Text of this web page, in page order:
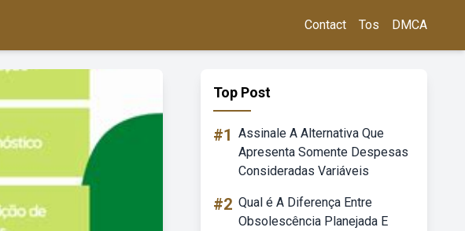
Contact Tos DMCA
Top Post
#1 Assinale A Alternativa Que
Apresenta Somente Despesas
Consideradas Variáveis
#2 Qual é A Diferença Entre
Obsolescência Planejada E